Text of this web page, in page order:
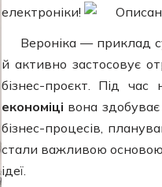
електроніки!
Вероніка — приклад
й активно застосовує
бізнес-проєкт. Під
економіці вона здобуває
бізнес-процесів,
стали важливою основою
ідеї.